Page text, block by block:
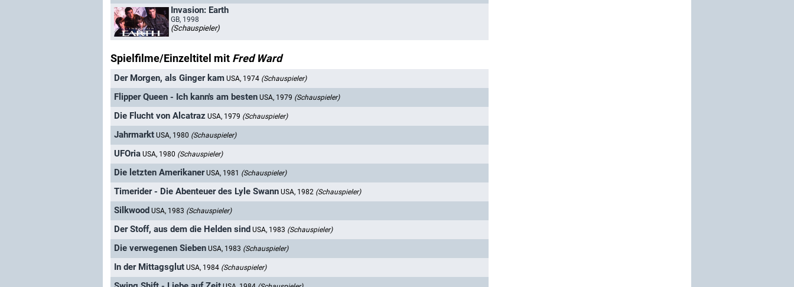
Invasion: Earth
GB, 1998
(Schauspieler)
Spielfilme/Einzeltitel mit Fred Ward
Der Morgen, als Ginger kam USA, 1974 (Schauspieler)
Flipper Queen - Ich kann's am besten USA, 1979 (Schauspieler)
Die Flucht von Alcatraz USA, 1979 (Schauspieler)
Jahrmarkt USA, 1980 (Schauspieler)
UFOria USA, 1980 (Schauspieler)
Die letzten Amerikaner USA, 1981 (Schauspieler)
Timerider - Die Abenteuer des Lyle Swann USA, 1982 (Schauspieler)
Silkwood USA, 1983 (Schauspieler)
Der Stoff, aus dem die Helden sind USA, 1983 (Schauspieler)
Die verwegenen Sieben USA, 1983 (Schauspieler)
In der Mittagsglut USA, 1984 (Schauspieler)